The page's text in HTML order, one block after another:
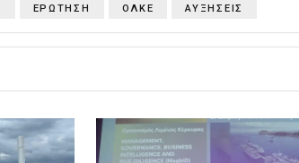
ΕΡΩΤΗΣΗ ΟΛΚΕ ΑΥΞΗΣΕΙΣ